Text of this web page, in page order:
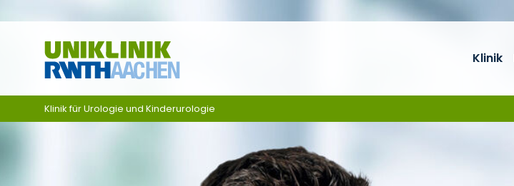
Klinik
Klinik für Urologie und Kinderurologie